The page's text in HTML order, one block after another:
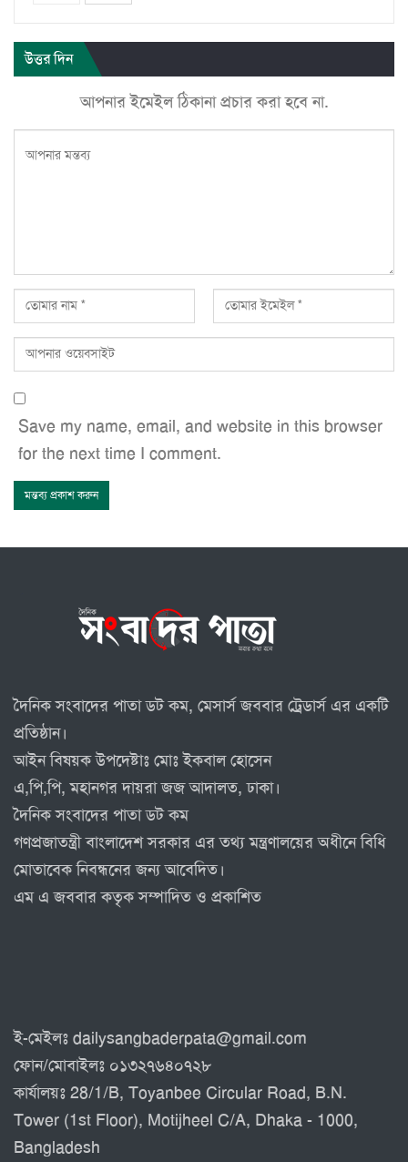
উত্তর দিন
আপনার ইমেইল ঠিকানা প্রচার করা হবে না.
Save my name, email, and website in this browser
for the next time I comment.
দৈনিক সংবাদের পাতা ডট কম, মেসার্স জববার ট্রেডার্স এর একটি
প্রতিষ্ঠান।
আইন বিষয়ক উপদেষ্টাঃ মোঃ ইকবাল হোসেন
এ,পি,পি, মহানগর দায়রা জজ আদালত, ঢাকা।
দৈনিক সংবাদের পাতা ডট কম
গণপ্রজাতন্ত্রী বাংলাদেশ সরকার এর তথ্য মন্ত্রণালয়ের অধীনে বিধি
মোতাবেক নিবন্ধনের জন্য আবেদিত।
এম এ জববার কতৃক সম্পাদিত ও প্রকাশিত
ই-মেইলঃ dailysangbaderpata@gmail.com
ফোন/মোবাইলঃ ০১৩২৭৬৪০৭২৮
কার্যালয়ঃ 28/1/B, Toyanbee Circular Road, B.N.
Tower (1st Floor), Motijheel C/A, Dhaka - 1000,
Bangladesh